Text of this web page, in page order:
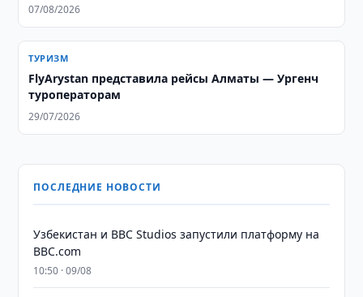
07/08/2026
ТУРИЗМ
FlyArystan представила рейсы Алматы — Ургенч
туроператорам
29/07/2026
ПОСЛЕДНИЕ НОВОСТИ
Узбекистан и BBC Studios запустили платформу на
BBC.com
10:50 · 09/08